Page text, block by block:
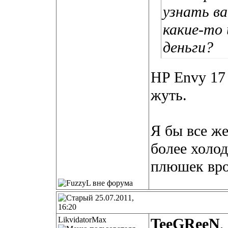
узнать
какие-
деньги?
HP Envy 17
жуть.
Я бы все
более
плюшек
25.07.2011,
16:20
LikvidatorMax
TeeGReeN,